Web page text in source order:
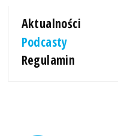
Aktualności
Podcasty
Regulamin